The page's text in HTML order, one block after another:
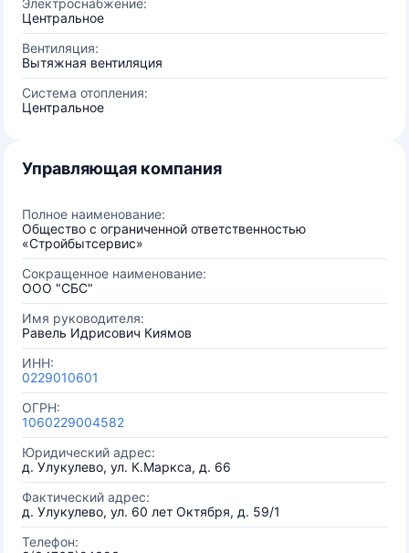
Электроснабжение:
Центральное
Вентиляция:
Вытяжная вентиляция
Система отопления:
Центральное
Управляющая компания
Полное наименование:
Общество с ограниченной ответственностью
«Стройбытсервис»
Сокращенное наименование:
ООО "СБС"
Имя руководителя:
Равель Идрисович Киямов
ИНН:
0229010601
ОГРН:
1060229004582
Юридический адрес:
д. Улукулево, ул. К.Маркса, д. 66
Фактический адрес:
д. Улукулево, ул. 60 лет Октября, д. 59/1
Телефон: